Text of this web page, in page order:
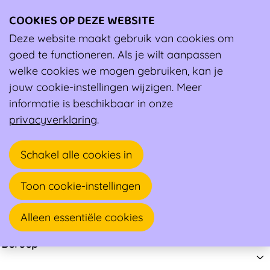
Vind een ambassadeur
Vind een ambassadeur
Zoek
Adres
Expert
Beroep
COOKIES OP DEZE WEBSITE
Deze website maakt gebruik van cookies om
goed te functioneren. Als je wilt aanpassen
welke cookies we mogen gebruiken, kan je
jouw cookie-instellingen wijzigen. Meer
informatie is beschikbaar in onze
privacyverklaring.
Schakel alle cookies in
Toon cookie-instellingen
Alleen essentiële cookies